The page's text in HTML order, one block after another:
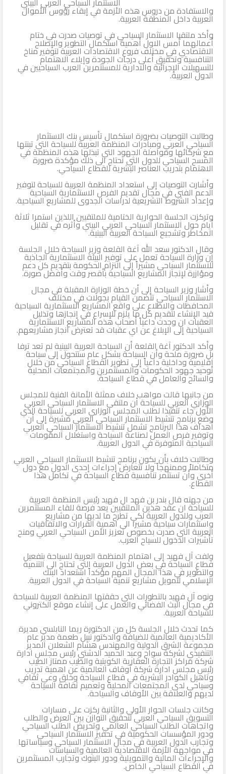
الثاني
والاستفادة من دروس هذه الأزمة في إبقاء رؤوس الأموال
العربية داخل المنطقة العربية.
وأكد ملتقيا الاستثمار السياحي في توصيات صدرت في ختام
أعمالهما أمس الاول أهمية استكمال التطوير والإصلاح
الاقتصادي في مختلف فروع الاقتصادات العربية لتوفير مناخ
التنافسية وتحقيق أعلى درجات الجودة وإيلاء الاهتمام
للتسهيلات الإجرائية والادارية للمستثمرين العرب السياحيين في
الدول العربية.
وطالبت التوصيات بضرورة استكمال تأسيس بنك الاستثمار
السياحي العربي ومبادرات المنظمة العربية للسياحة التي تبنتها
مع شركائها ومواصلة الجهود التي تبذلها هذه المنظمة في
المسح السياحي للدول التي تحتاج الى ذلك مؤكدة ضرورة
الاهتمام بتدريب العناصر البشرية للقطاع السياحي.
وأشارت التوصيات إلى استعداد المنظمة العربية للسياحة لتوفير
الدعم الفني في مجال تقديم الفرص الاستثمارية السياحية
وإعداد الشروط التشريعية لدراسات الجدوى للمشاريع السياحية.
وتركزت الجلسة الحوارية الختامية للملتقيين اللذين استمرا ثلاثة
أيام حول الاستثمار السياحي العربي البيني وأثره في تقليل
المخاطر وتشجيع السياحة العربية البينية.
وقال الدكتور سعد الله آغة القلعة وزير السياحة خلال الجلسة
إن وزارة السياحة تعمل على توفير البيئة الاستثمارية الجاذبة
للاستثمار السياحي مشيراً إلى التزام الحكومة بتقديم كل دعم
ومؤازرة لإنجاز المشاريع السياحية بأقصر وقت وأفضل صورة.
وأشار وزير السياحة إلى أن خطة الوزارة المقبلة في مجال
الاستثمار السياحي تتضمن القيام بجولات في مختلف
المحافظات والاطلاع على واقع المشاريع الاستثمارية السياحية
قيد الإنشاء لتقديم كل ما يلزم للإسراع في إنجازها وتذليل
العقبات ان وجدت داعياً أصحاب هذه المشاريع الاستثمارية
السياحية إلى الإبلاغ عن اي عقبات قد تعترض انجاز مشاريعهم.
وأكد الدكتور آغة القلعة أن السياحة العربية البينية لم تعد ترفا
بل ضرورة ملحة وأن السياحة بشكل عام ستتحول إلى سياحة
إقليمية وداخلية داعياً إلى تطوير القطاع السياحي من خلال
توحيد جهود الحكومات والمستثمرين والمجتمعات المحلية
والسائح والعامل في قطاع السياحة.
من جانبها قالت مواهب خلاف ممثلة الأمانة الفنية للمجلس
الوزاري العربي للسياحة أن ملتقى الاستثمار السياحي العربي
الأول جاء تنفيذا لطلب المجلس الوزاري العربي للسياحة الذي
وضع برنامج تنشيط الاستثمار السياحي العربي مشيرة إلى أن
أهداف هذا البرنامج تشمل تنشيط الاستثمار السياحي العربي
وتوفير فرص العمل لصناعة السياحة واستغلال المقومات
السياحية المتوفرة في الدول العربية.
وطالبت خلاف بأن يكون برنامج تنشيط الاستثمار السياحي العربي
متكاملاً وممنهجاً ولا تتعارض إجراءات إحدى الدول مع دول
أخرى وأن تستثمر تنافسية قطاع السياحة في تكامل هذا
القطاع.
من جهته قال بندر بن فهد ال فهيد رئيس المنظمة العربية
للسياحة ان عقد هذين الملتقيين يعد فرصة للقاء المستثمرين
العرب وللدول العربية لكي تطرح ما لديها من مشاريع
واستثمارات سياحية مشيرا الى اهمية القرارات والاتفاقيات
العربية التي صدرت بخصوص تعزيز الأمن السياحي العربي ومنح
تأشيرات الدخول للسياح العرب.
ولفت آل فهيد إلى اهتمام المنظمة العربية للسياحة بتفعيل
قطاع السياحة في بعض الدول العربية التي تحتاج الى التنمية
والتطوير في هذا المجال المهم مؤكداً استعداد البنك
الإسلامي لتمويل مشاريع تنمية السياحة في الدول العربية.
ونوه آل فهيد بالتطورات التي حققتها المنظمة العربية للسياحة
في مجال البث الفضائي والعمل على إنشاء موقع الكتروني
للسياحة العربية.
كما تحدث خلال الجلسة كل من الدكتورة ريما النابلسي مديرة
الأكاديمية العالمية للضيافة والدكتور نبيل طعمة مدير عام
مجموعة الشرق الدولية والمهندس هشام الشعلان المدير
التنفيذي لشركة سواح وعبد الحميد الدشتي رئيس مجلس ادارة
شركة مراكز التجارة العقارية الكويتية والطيب ممتاز الطيب
رئيس مجلس ادارة شركة أوقاف العالمية عن اهمية تدريب
وتاهيل الكوادر البشرية في قطاع السياحة وخلق وعي ثقافي
وسياحي لدى المجتمعات المحلية وتعميم ثقافة السياحة
لديهم والعلاقة بين الأوقاف والسياحة.
وكانت جلسات الحوار الأولى والثانية ركزت على مسارات
التسويق السياحي العربي لتحقيق التوازن بين العرض والطلب
واتجاهات الطلب السياحي العالمي وتحريض الطلب السياحي
ودور المؤسسات الحكومية في تحفيز الاستثمار السياحي
وتجارب الدول العربية في مجال الاستثمار السياحي وسياساتها
في مواجهة الأزمة الاقتصادية العالمية والسياسات
والإجراءات المالية والتمويلية ودور البنوك وتجارب المستثمرين
في القطاع السياحي الخاص.